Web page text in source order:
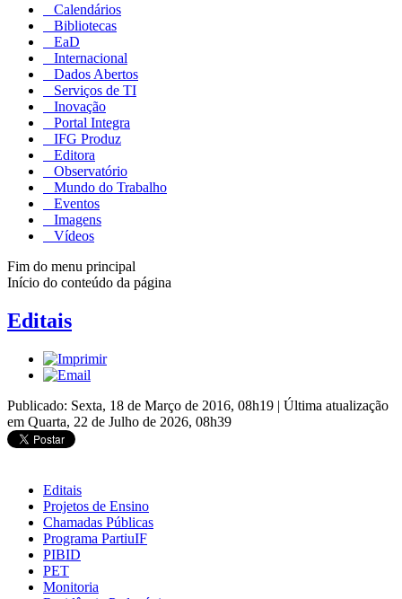
Calendários
Bibliotecas
EaD
Internacional
Dados Abertos
Serviços de TI
Inovação
Portal Integra
IFG Produz
Editora
Observatório
Mundo do Trabalho
Eventos
Imagens
Vídeos
Fim do menu principal
Início do conteúdo da página
Editais
Publicado: Sexta, 18 de Março de 2016, 08h19 | Última atualização
em Quarta, 22 de Julho de 2026, 08h39
Editais
Projetos de Ensino
Chamadas Públicas
Programa PartiuIF
PIBID
PET
Monitoria